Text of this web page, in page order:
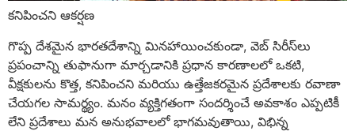
కనిపించని ఆకర్షణ
గొప్ప దేశమైన భారతదేశాన్ని మినహాయించకుండా, వెబ్ సిరీస్‌లు
ప్రపంచాన్ని తుఫానుగా మార్చడానికి ప్రధాన కారణాలలో ఒకటి,
వీక్షకులను కొత్త, కనిపించని మరియు ఉత్తేజకరమైన ప్రదేశాలకు రవాణా
చేయగల సామర్థ్యం. మనం వ్యక్తిగతంగా సందర్శించే అవకాశం ఎప్పటికీ
లేని ప్రదేశాలు మన అనుభవాలలో భాగమవుతాయి, విభిన్న